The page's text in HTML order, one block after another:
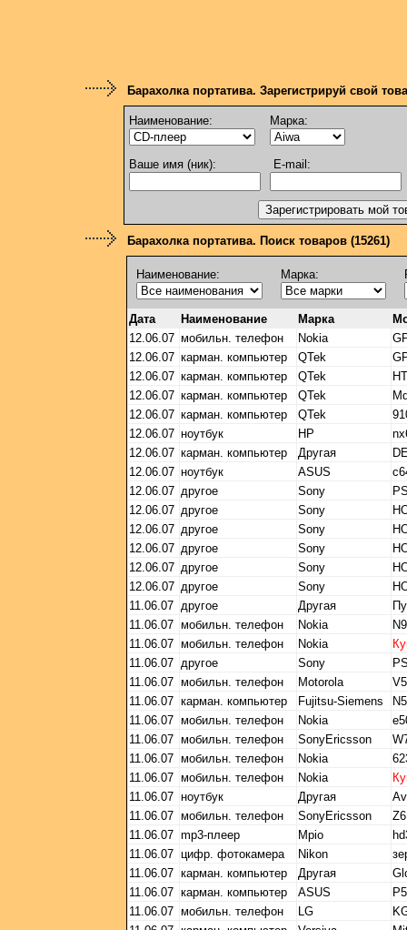
Барахолка портатива. Зарегистрируй свой
Наименование: Марка:
Ваше имя (ник): E-mail:
Барахолка портатива. Поиск товаров (15261)
Наименование: Марка:
Дата Наименование Марка
12.06.07 мобильн. телефон Nokia
12.06.07 карман. компьютер QTek
12.06.07 карман. компьютер QTek
12.06.07 карман. компьютер QTek
12.06.07 карман. компьютер QTek
12.06.07 ноутбук HP
12.06.07 карман. компьютер Другая
12.06.07 ноутбук ASUS
12.06.07 другое Sony
12.06.07 другое Sony
12.06.07 другое Sony
12.06.07 другое Sony
12.06.07 другое Sony
12.06.07 другое Sony
11.06.07 другое Другая
11.06.07 мобильн. телефон Nokia
11.06.07 мобильн. телефон Nokia
11.06.07 другое Sony
11.06.07 мобильн. телефон Motorola
11.06.07 карман. компьютер Fujitsu-Siemens
11.06.07 мобильн. телефон Nokia
11.06.07 мобильн. телефон SonyEricsson
11.06.07 мобильн. телефон Nokia
11.06.07 мобильн. телефон Nokia
11.06.07 ноутбук Другая
11.06.07 мобильн. телефон SonyEricsson
11.06.07 mp3-плеер Mpio
11.06.07 цифр. фотокамера Nikon
11.06.07 карман. компьютер Другая
11.06.07 карман. компьютер ASUS
11.06.07 мобильн. телефон LG